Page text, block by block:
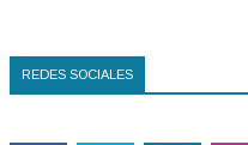
REDES SOCIALES